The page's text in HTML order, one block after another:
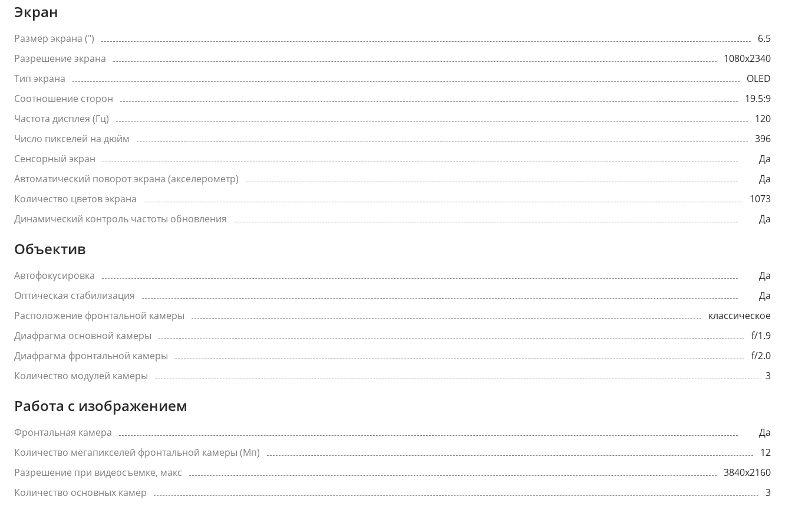
Экран
Размер экрана (")
6.5
Разрешение экрана
1080x2340
Тип экрана
OLED
Соотношение сторон
19.5:9
Частота дисплея (Гц)
120
Число пикселей на дюйм
396
Сенсорный экран
Да
Автоматический поворот экрана (акселерометр)
Да
Количество цветов экрана
1073
Динамический контроль частоты обновления
Да
Объектив
Автофокусировка
Да
Оптическая стабилизация
Да
Расположение фронтальной камеры
классическое
Диафрагма основной камеры
f/1.9
Диафрагма фронтальной камеры
f/2.0
Количество модулей камеры
3
Работа с изображением
Фронтальная камера
Да
Количество мегапикселей фронтальной камеры (Мп)
12
Разрешение при видеосъемке, макс
3840x2160
Количество основных камер
3